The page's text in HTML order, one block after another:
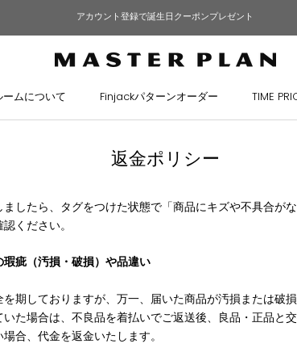
アカウント登録で誕生日クーポンプレゼント
ームについて
ームについて Finjackパターンオーダー
Finjackパターンオーダー TIME
TIME
返金ポリシー
したら、タグをつけた状態で「商品にキズや不具合が
ください。
疵（汚損・破損）や品違い
期しておりますが、万一、届いた商品が汚損または破
た場合は、不良品を着払いでご返送後、良品・正品と
合、代金を返金いたします。